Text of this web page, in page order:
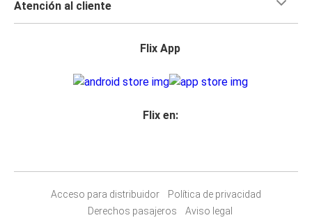
Atención al cliente
Flix App
Flix en:
Acceso para distribuidor
Política de privacidad
Derechos pasajeros
Aviso legal